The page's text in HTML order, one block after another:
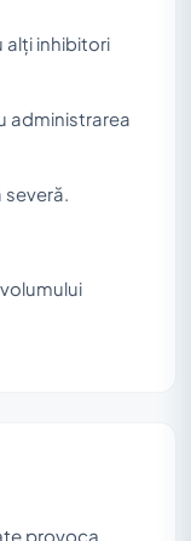
alți inhibitori
administrarea
provoca